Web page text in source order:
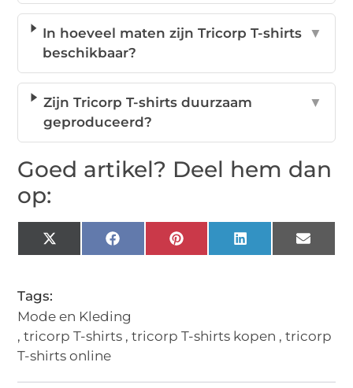
In hoeveel maten zijn Tricorp T-shirts
beschikbaar?
▼
Zijn Tricorp T-shirts duurzaam
geproduceerd?
▼
Goed artikel? Deel hem dan
op:
X
(Twitter)
FacebookPinterestLinkedIn Email
Tags:
Mode en Kleding
,tricorp T-shirts ,tricorp T-shirts kopen ,tricorp
T-shirts online